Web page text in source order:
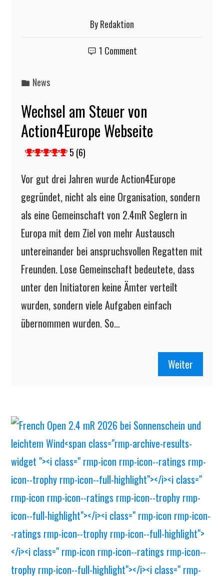
ByRedaktion
1 Comment
News
Wechsel am Steuer von
Action4Europe Webseite
5 (6)
Vor gut drei Jahren wurde Action4Europe
gegründet, nicht als eine Organisation, sondern
als eine Gemeinschaft von 2.4mR Seglern in
Europa mit dem Ziel von mehr Austausch
untereinander bei anspruchsvollen Regatten mit
Freunden. Lose Gemeinschaft bedeutete, dass
unter den Initiatoren keine Ämter verteilt
wurden, sondern viele Aufgaben einfach
übernommen wurden. So…
Weiter